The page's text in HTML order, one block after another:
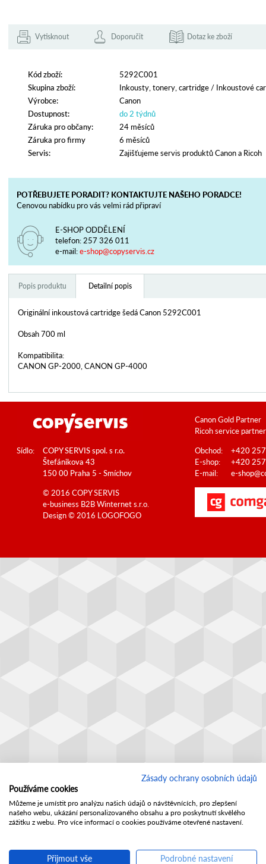
Vytisknout Doporučit Dotaz ke zboží
Kód zboží:
5292C001
Skupina zboží:
Inkousty, tonery, cartridge / Inkoustové
Výrobce:
Canon
Dostupnost:
do 2 týdnů
Záruka pro občany:
24 měsíců
Záruka pro firmy
6 měsíců
Servis:
Zajišťujeme servis produktů Canon a Ricoh
POTŘEBUJETE PORADIT? KONTAKTUJTE NAŠEHO PORADCE!
Cenovou nabídku pro vás velmi rád připraví
E-SHOP ODDĚLENÍ
telefon: 257 326 011
e-mail:e-shop@copyservis.cz
Popis produktu Detailní popis
Originální inkoustová cartridge šedá Canon 5292C001
Obsah 700 ml
Kompatibilita:
CANON GP-2000, CANON GP-4000
Canon Gold Partner
Ricoh service partner
Sídlo:
COPY SERVIS spol. s r.o.
Štefánikova 43
150 00 Praha 5 - Smíchov
Obchod:
+420
E-shop:
+420
E-mail:
e-
© 2016 COPY SERVIS
e-business B2BWinternet s.r.o.
Design © 2016 LOGOFOGO
Zásady ochrany osobních údajů
Používáme cookies
Můžeme je umístit pro analýzu našich údajů o návštěvnících, pro zlepšení
našeho webu, ukázání personalizovaného obsahu a pro poskytnutí skvělého
zážitku z webu. Pro více informací o cookies používáme otevřené nastavení.
Přijmout vše Podrobné nastavení